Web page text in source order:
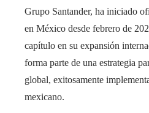
Grupo Santander, ha iniciado
en México desde febrero de
capítulo en su expansión
forma parte de una estrategia
global, exitosamente
mexicano.